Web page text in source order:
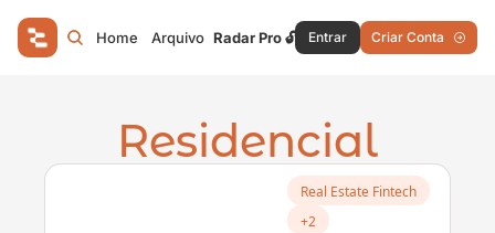
Home Arquivo Radar Pro 🔓 Entrar Criar Conta
Residencial
Real Estate Fintech
+2